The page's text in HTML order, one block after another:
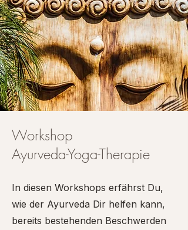
Workshop
Ayurveda-Yoga-Therapie
In diesen Workshops erfährst Du,
wie der Ayurveda Dir helfen kann,
bereits bestehenden Beschwerden